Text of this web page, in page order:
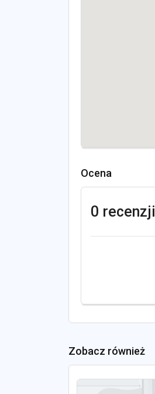
Ocena
0 recenzji
Zobacz również